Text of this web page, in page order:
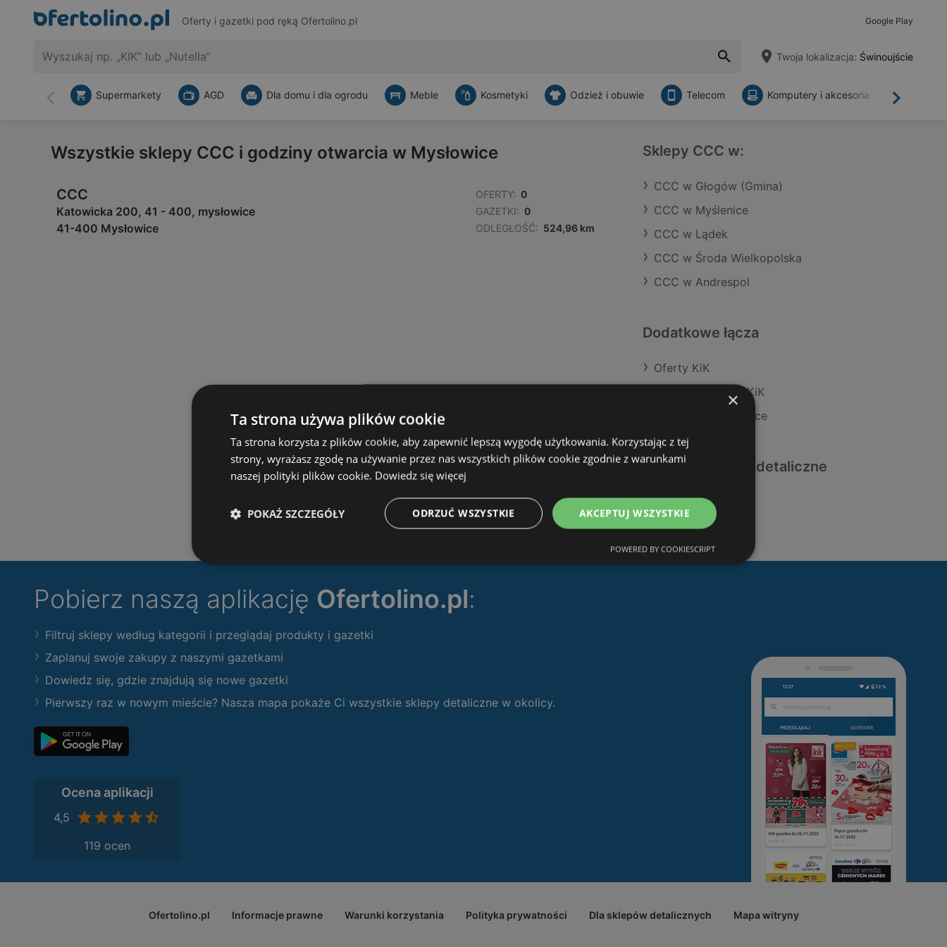
Oferty i gazetki pod ręką Ofertolino.pl Google Play
Twoja lokalizacja: Świnoujście
Wstecz Dalej
Supermarkety AGD Dla domu i dla ogrodu Meble Kosmetyki Odzież i obuwie Telecom Komputery i akcesoria
Wszystkie sklepy CCC i godziny otwarcia w Mysłowice
CCC
Katowicka 200, 41 - 400, mysłowice
41-400 Mysłowice
OFERTY: 0
GAZETKI: 0
ODLEGŁOŚĆ: 524,96 km
Sklepy CCC w:
CCC w Głogów (Gmina)
CCC w Myślenice
CCC w Lądek
CCC w Środa Wielkopolska
CCC w Andrespol
Dodatkowe łącza
Oferty KiK
Aktualne gazetki KiK
Sklepy CCC w Police
Podobne sklepy detaliczne
Oferty KiK
Pobierz naszą aplikację Ofertolino.pl:
Filtruj sklepy według kategorii i przeglądaj produkty i gazetki
Zaplanuj swoje zakupy z naszymi gazetkami
Dowiedz się, gdzie znajdują się nowe gazetki
Pierwszy raz w nowym mieście? Nasza mapa pokaże Ci wszystkie sklepy detaliczne w okolicy.
Ocena aplikacji
4,5
119 ocen
Ofertolino.pl Informacje prawne Warunki korzystania Polityka prywatności Dla sklepów detalicznych Mapa witryny
×
Ta strona używa plików cookie
Ta strona korzysta z plików cookie, aby zapewnić lepszą wygodę użytkowania. Korzystając z tej
strony, wyrażasz zgodę na używanie przez nas wszystkich plików cookie zgodnie z warunkami
naszej polityki plików cookie. Dowiedz się więcej
AKCEPTUJ WSZYSTKIE
ODRZUĆ WSZYSTKIE
POKAŻ SZCZEGÓŁY
POWERED BY COOKIESCRIPT